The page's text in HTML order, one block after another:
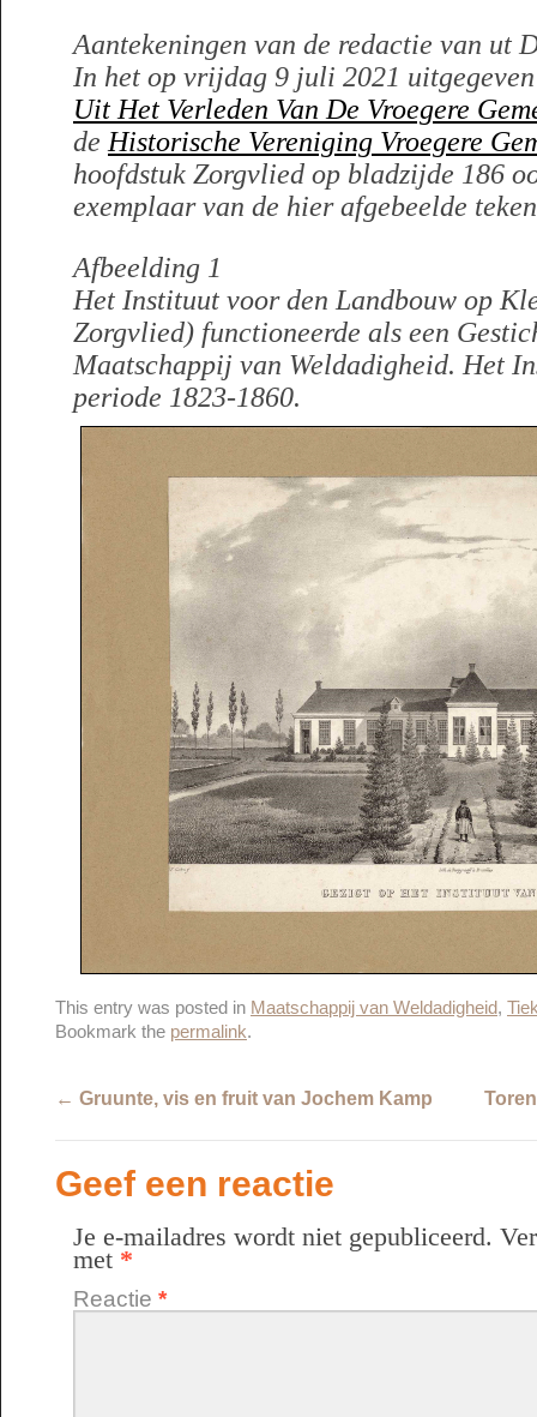
Aantekeningen van de redactie van ut
In het op vrijdag 9 juli 2021
Uit Het Verleden Van De Vroegere
de Historische Vereniging Vroegere
hoofdstuk Zorgvlied op bladzijde 186
exemplaar van de hier afgebeelde
Afbeelding 1
Het Instituut voor den Landbouw op
Zorgvlied) functioneerde als een
Maatschappij van Weldadigheid. Het
periode 1823-1860.
This entry was posted in Maatschappij van Weldadigheid,
Bookmark the permalink.
← Gruunte, vis en fruit van Jochem Kamp
Geef een reactie
Je e-mailadres wordt niet gepubliceerd.
met *
Reactie *